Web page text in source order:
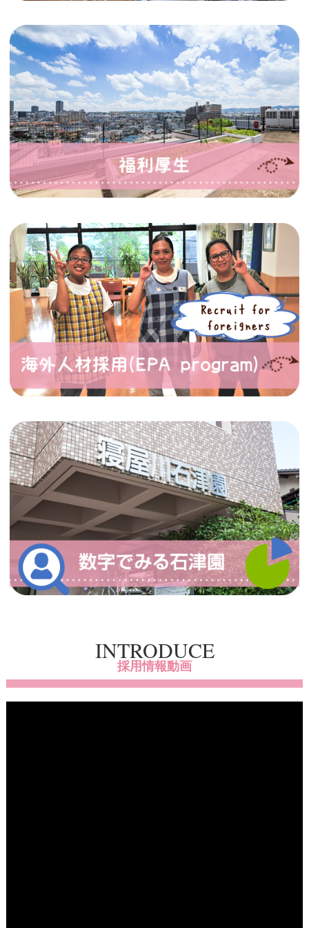
INTRODUCE
採用情報動画